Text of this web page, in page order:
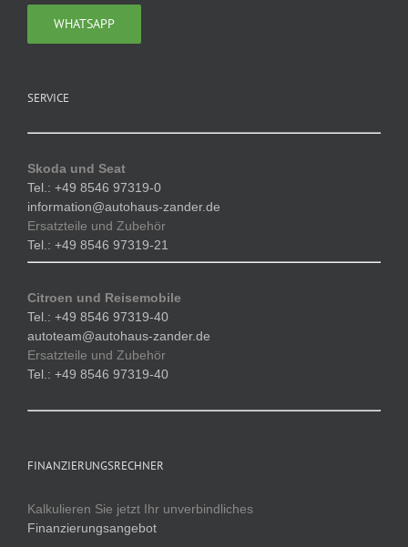
WHATSAPP
SERVICE
Skoda und Seat
Tel.: +49 8546 97319-0
information@autohaus-zander.de
Ersatzteile und Zubehör
Tel.: +49 8546 97319-21
Citroen und Reisemobile
Tel.: +49 8546 97319-40
autoteam@autohaus-zander.de
Ersatzteile und Zubehör
Tel.: +49 8546 97319-40
FINANZIERUNGSRECHNER
Kalkulieren Sie jetzt Ihr unverbindliches
Finanzierungsangebot